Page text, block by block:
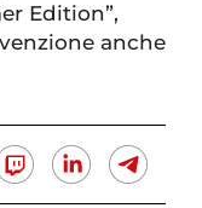
Edition”,
anche